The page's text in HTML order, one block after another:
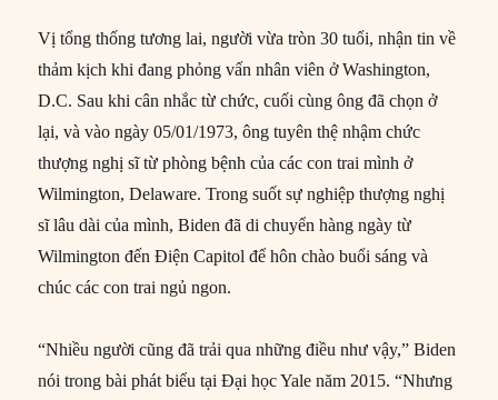
Vị tổng thống tương lai, người vừa tròn 30 tuổi, nhận tin về
thảm kịch khi đang phỏng vấn nhân viên ở Washington,
D.C. Sau khi cân nhắc từ chức, cuối cùng ông đã chọn ở
lại, và vào ngày 05/01/1973, ông tuyên thệ nhậm chức
thượng nghị sĩ từ phòng bệnh của các con trai mình ở
Wilmington, Delaware. Trong suốt sự nghiệp thượng nghị
sĩ lâu dài của mình, Biden đã di chuyển hàng ngày từ
Wilmington đến Điện Capitol để hôn chào buổi sáng và
chúc các con trai ngủ ngon.
“Nhiều người cũng đã trải qua những điều như vậy,” Biden
nói trong bài phát biểu tại Đại học Yale năm 2015. “Nhưng